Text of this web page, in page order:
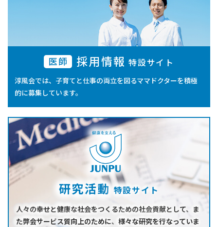
医師 採用情報 特設サイト
淳風会では、子育てと仕事の両立を図るママドクターを積極
的に募集しています。
研究活動 特設サイト
人々の幸せと健康な社会をつくるための社会貢献として、 ま
た弊会サービス質向上のために、 様々な研究を行なっていま